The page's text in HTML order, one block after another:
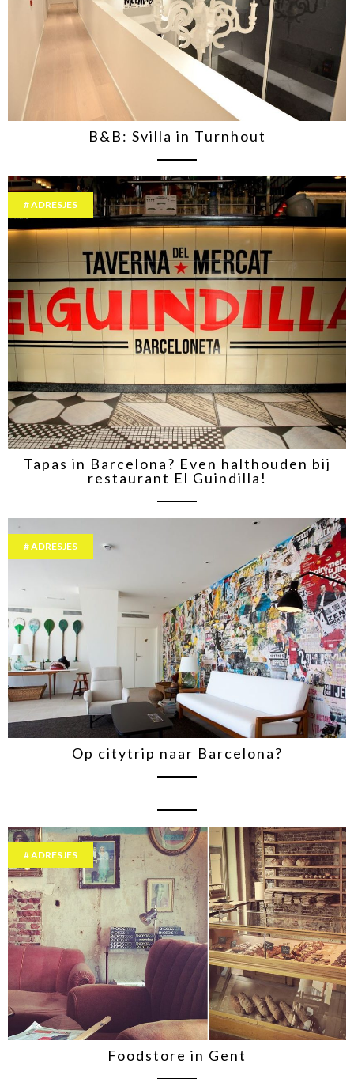
B&B: Svilla in Turnhout
ADRESJES
Tapas in Barcelona? Even halthouden bij
restaurant El Guindilla!
ADRESJES
Op citytrip naar Barcelona?
ADRESJES
Foodstore in Gent